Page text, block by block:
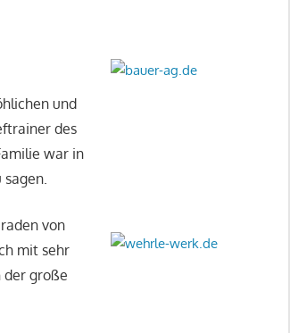
und
des
war in
von
mit sehr
der große